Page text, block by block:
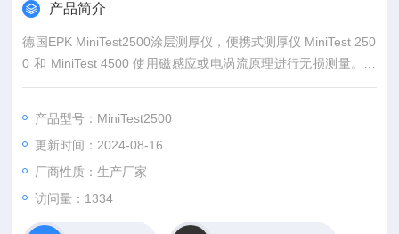
产品简介
德国EPK MiniTest2500涂层测厚仪，便携式测厚仪 MiniTest 250
0 和 MiniTest 4500 使用磁感应或电涡流原理进行无损测量。该
仪器适用于需要高精度测量涂层厚度的各种应用。
产品型号：MiniTest2500
更新时间：2024-08-16
厂商性质：生产厂家
访问量：1334